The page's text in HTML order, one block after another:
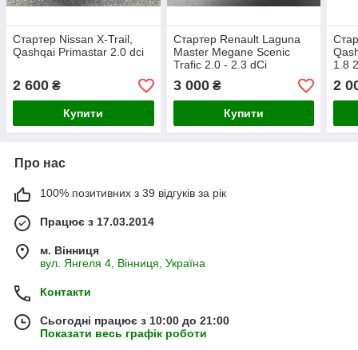
Стартер Nissan X-Trail,
Qashqai Primastar 2.0 dci
2 600 ₴
Купити
Стартер Renault Laguna
Master Megane Scenic
Trafic 2.0 - 2.3 dCi
3 000₴
Купити
1.8
2
Про нас
100% позитивних з 39 відгуків за рік
Працює з 17.03.2014
м. Вінниця
вул. Янгеля 4, Вінниця, Україна
Контакти
Сьогодні працює з 10:00 до 21:00
Показати весь графік роботи